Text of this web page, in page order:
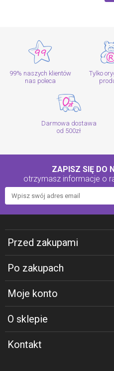
99% naszych klientów
nas poleca
Tylko
Darmowa dostawa
od 500zł
ZAPISZ SIĘ DO
otrzymasz informacje o
Przed zakupami
Po zakupach
Moje konto
O sklepie
Kontakt